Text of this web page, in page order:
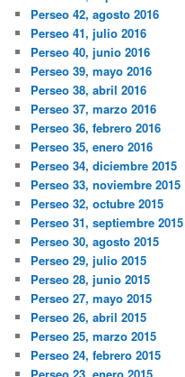
Perseo 42, agosto 2016
Perseo 41, julio 2016
Perseo 40, junio 2016
Perseo 39, mayo 2016
Perseo 38, abril 2016
Perseo 37, marzo 2016
Perseo 36, febrero 2016
Perseo 35, enero 2016
Perseo 34, diciembre 2015
Perseo 33, noviembre 2015
Perseo 32, octubre 2015
Perseo 31, septiembre 2015
Perseo 30, agosto 2015
Perseo 29, julio 2015
Perseo 28, junio 2015
Perseo 27, mayo 2015
Perseo 26, abril 2015
Perseo 25, marzo 2015
Perseo 24, febrero 2015